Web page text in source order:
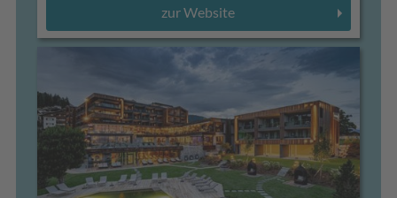
zur Website